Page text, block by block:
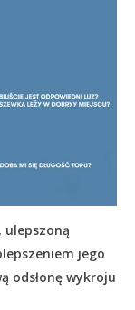
ulepszoną
jego
odsłonę wykroju